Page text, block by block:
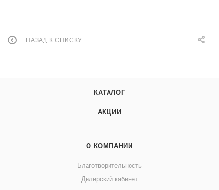
НАЗАД К СПИСКУ
КАТАЛОГ
АКЦИИ
О КОМПАНИИ
Благотворительность
Дилерский кабинет